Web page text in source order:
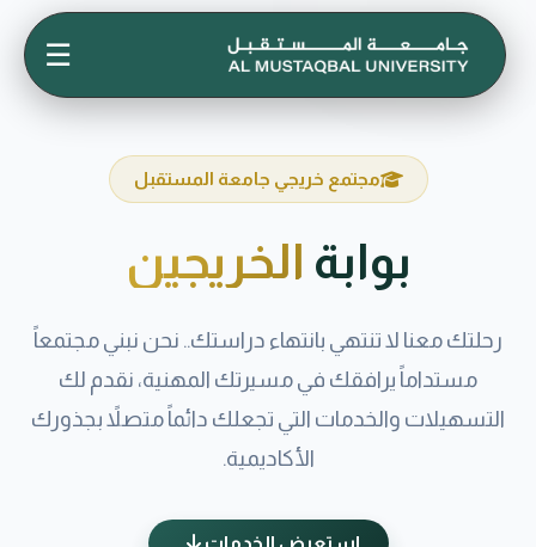
☰
مجتمع خريجي جامعة المستقبل
بوابة الخريجين
رحلتك معنا لا تنتهي بانتهاء دراستك.. نحن نبني مجتمعاً
مستداماً يرافقك في مسيرتك المهنية، نقدم لك
التسهيلات والخدمات التي تجعلك دائماً متصلاً بجذورك
الأكاديمية.
استعرض الخدمات